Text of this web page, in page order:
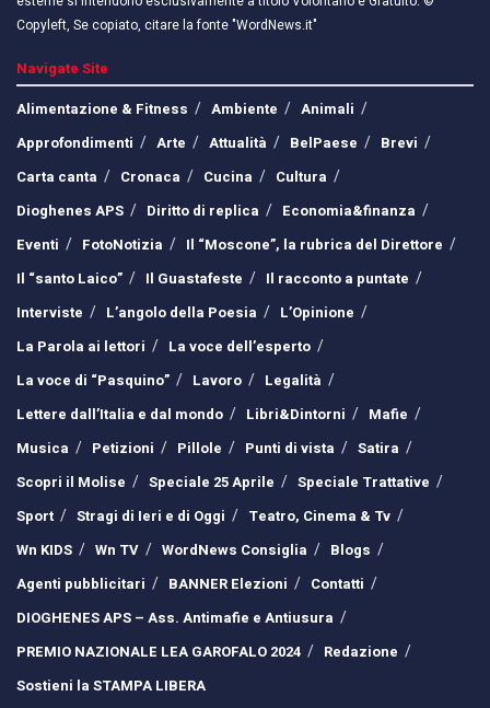
Copyleft, Se copiato, citare la fonte "WordNews.it"
Navigate Site
Alimentazione & Fitness
Ambiente
Animali
Approfondimenti
Arte Attualità BelPaese
Brevi
Carta canta
Cronaca Cucina
Cultura
Dioghenes APS
Diritto di replica
Economia&finanza
Eventi
FotoNotizia
Il “Moscone”, la rubrica del Direttore
Il “santo Laico”
Il Guastafeste
Il racconto a puntate
Interviste
L’angolo della Poesia
L’Opinione
La Parola ai lettori
La voce dell’esperto
La voce di “Pasquino”
Lavoro
Legalità
Lettere dall’Italia e dal mondo
Libri&Dintorni
Mafie
Musica
Petizioni Pillole Punti di vista
Satira
Scopri il Molise
Speciale 25 Aprile
Speciale Trattative
Sport
Stragi di Ieri e di Oggi
Teatro, Cinema & Tv
Wn KIDS
Wn TV WordNews Consiglia
Blogs
Agenti pubblicitari
BANNER Elezioni
Contatti
DIOGHENES APS – Ass. Antimafie e Antiusura
PREMIO NAZIONALE LEA GAROFALO 2024
Redazione
Sostieni la STAMPA LIBERA